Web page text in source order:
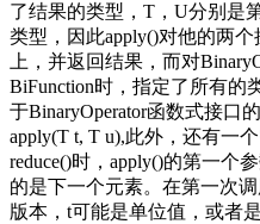
了结果的类型，T，U分别是
类型，因此apply()对他的两
上，并返回结果，而对
BiFunction时，指定了所有的
于BinaryOperator函数式接口
apply(T t, T u),此外，还有一
reduce()时，apply()的第一个
的是下一个元素。在第一次
版本，t可能是单位值，或者